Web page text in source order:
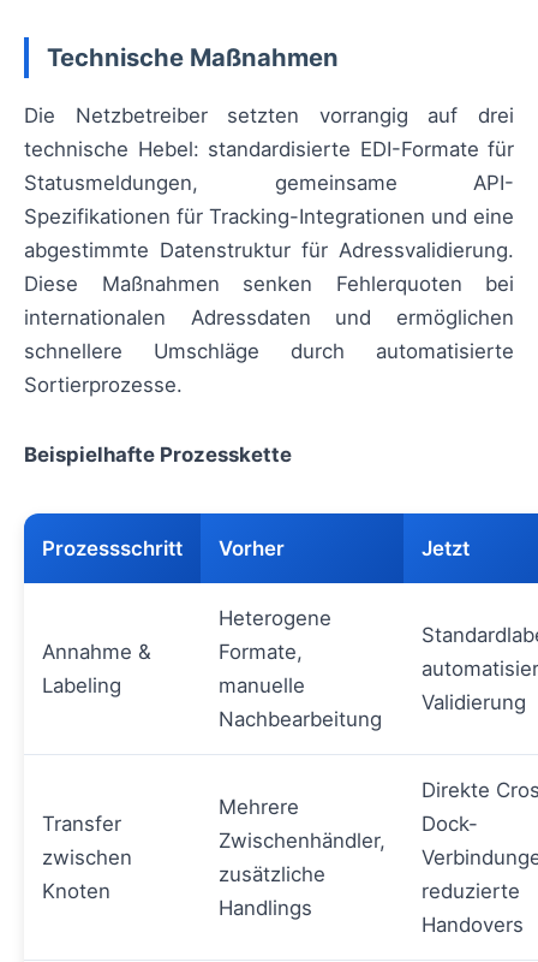
Technische Maßnahmen
Die Netzbetreiber setzten vorrangig auf drei
technische Hebel: standardisierte EDI-Formate für
Statusmeldungen, gemeinsame API-
Spezifikationen für Tracking-Integrationen und eine
abgestimmte Datenstruktur für Adressvalidierung.
Diese Maßnahmen senken Fehlerquoten bei
internationalen Adressdaten und ermöglichen
schnellere Umschläge durch automatisierte
Sortierprozesse.
Beispielhafte Prozesskette
Prozessschritt Vorher Jetzt
Annahme &
Labeling
Heterogene
Formate,
manuelle
Nachbearbeitung
Validierung
Transfer
zwischen
Knoten
Mehrere
Zwischenhändler,
zusätzliche
Handlings
Direkte
Dock-
reduzierte
Handovers